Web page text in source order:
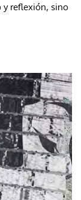
y reflexión, sino